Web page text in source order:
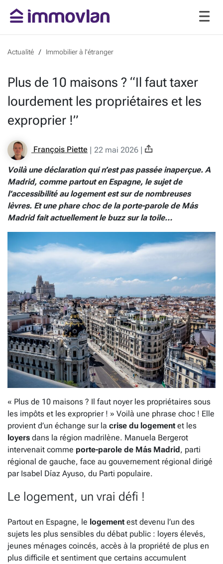
Actualité Immobilier à l'étranger
Plus de 10 maisons ? “Il faut taxer
lourdement les propriétaires et les
exproprier !”
François Piette | 22 mai 2026 |
Voilà une déclaration qui n’est pas passée inaperçue. A
Madrid, comme partout en Espagne, le sujet de
l’accessibilité au logement est sur de nombreuses
lèvres. Et une phare choc de la porte-parole de Más
Madrid fait actuellement le buzz sur la toile…
« Plus de 10 maisons ? Il faut noyer les propriétaires sous
les impôts et les exproprier ! » Voilà une phrase choc ! Elle
provient d’un échange sur la crise du logement et les
loyers dans la région madrilène. Manuela Bergerot
intervenait comme porte-parole de Más Madrid , parti
régional de gauche, face au gouvernement régional dirigé
par Isabel Díaz Ayuso, du Parti populaire.
Le logement, un vrai défi !
Partout en Espagne, le logement est devenu l’un des
sujets les plus sensibles du débat public : loyers élevés,
jeunes ménages coincés, accès à la propriété de plus en
plus difficile et sentiment que certains accumulent